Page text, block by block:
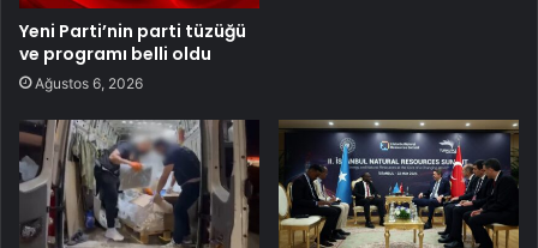
Yeni Parti’nin parti tüzüğü
ve programı belli oldu
Ağustos 6, 2026